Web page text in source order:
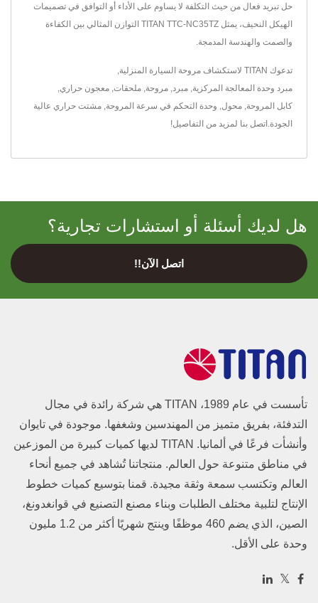
حل تبريد فعال من حيث التكلفة لا يساوم على الأداء أو التوافق في تصميمات
الهيكل النحيف، يمثل TITAN TTC-NC35TZ التوازن المثالي بين الكفاءة
والصمت والهندسة المدمجة.
تدعوك TITAN لاستكشاف مروحة السيارة المنزلية,
مبرد وحدة المعالجة المركزية, مبرد, مروحة, ملحقات, معجون حراري,
كابل المروحة, محول, وحدة التحكم في سرعة المروحة, مشتت حراري عالية
الجودة. اتصل بنا لمزيد من التفاصيل!
هل لديك أسئلة أو استشارات تجارية؟
اتصل الآن!!
تأسست في عام 1989، TITAN هي شركة رائدة في مجال
التدفئة، بفريق متميز من المهندسين وشغفها. موجودة في تايوان
وأنشأت فرعًا في ألمانيا. TITAN لديها كميات كبيرة من الموزعين
في مناطق متنوعة حول العالم. منتجاتنا تُشاهد في جميع أنحاء
العالم وتكتسب سمعة وثقة مجيدة. قمنا بتوسيع كميات خطوط
الإنتاج لتلبية مختلف الطلبات وبناء مصنع التصنيع في قوانغدونغ،
الصين، الذي يضم 460 موظفًا وينتج شهريًا أكثر من 1.2 مليون
وحدة على الأقل.